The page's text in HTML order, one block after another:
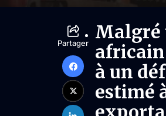
Partager
Malgré
africain
à un
estimé